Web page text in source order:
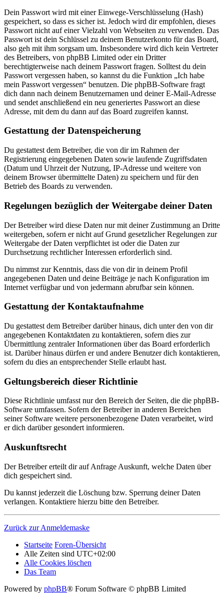
Dein Passwort wird mit einer Einwege-Verschlüsselung (Hash)
gespeichert, so dass es sicher ist. Jedoch wird dir empfohlen, dieses
Passwort nicht auf einer Vielzahl von Webseiten zu verwenden. Das
Passwort ist dein Schlüssel zu deinem Benutzerkonto für das Board,
also geh mit ihm sorgsam um. Insbesondere wird dich kein Vertreter
des Betreibers, von phpBB Limited oder ein Dritter
berechtigterweise nach deinem Passwort fragen. Solltest du dein
Passwort vergessen haben, so kannst du die Funktion „Ich habe
mein Passwort vergessen“ benutzen. Die phpBB-Software fragt
dich dann nach deinem Benutzernamen und deiner E-Mail-Adresse
und sendet anschließend ein neu generiertes Passwort an diese
Adresse, mit dem du dann auf das Board zugreifen kannst.
Gestattung der Datenspeicherung
Du gestattest dem Betreiber, die von dir im Rahmen der
Registrierung eingegebenen Daten sowie laufende Zugriffsdaten
(Datum und Uhrzeit der Nutzung, IP-Adresse und weitere von
deinem Browser übermittelte Daten) zu speichern und für den
Betrieb des Boards zu verwenden.
Regelungen bezüglich der Weitergabe deiner Daten
Der Betreiber wird diese Daten nur mit deiner Zustimmung an Dritte
weitergeben, sofern er nicht auf Grund gesetzlicher Regelungen zur
Weitergabe der Daten verpflichtet ist oder die Daten zur
Durchsetzung rechtlicher Interessen erforderlich sind.
Du nimmst zur Kenntnis, dass die von dir in deinem Profil
angegebenen Daten und deine Beiträge je nach Konfiguration im
Internet verfügbar und von jedermann abrufbar sein können.
Gestattung der Kontaktaufnahme
Du gestattest dem Betreiber darüber hinaus, dich unter den von dir
angegebenen Kontaktdaten zu kontaktieren, sofern dies zur
Übermittlung zentraler Informationen über das Board erforderlich
ist. Darüber hinaus dürfen er und andere Benutzer dich kontaktieren,
sofern du dies an entsprechender Stelle erlaubt hast.
Geltungsbereich dieser Richtlinie
Diese Richtlinie umfasst nur den Bereich der Seiten, die die phpBB-
Software umfassen. Sofern der Betreiber in anderen Bereichen
seiner Software weitere personenbezogene Daten verarbeitet, wird
er dich darüber gesondert informieren.
Auskunftsrecht
Der Betreiber erteilt dir auf Anfrage Auskunft, welche Daten über
dich gespeichert sind.
Du kannst jederzeit die Löschung bzw. Sperrung deiner Daten
verlangen. Kontaktiere hierzu bitte den Betreiber.
Zurück zur Anmeldemaske
Startseite Foren-Übersicht
Alle Zeiten sind UTC+02:00
Alle Cookies löschen
Das Team
Powered by phpBB® Forum Software © phpBB Limited